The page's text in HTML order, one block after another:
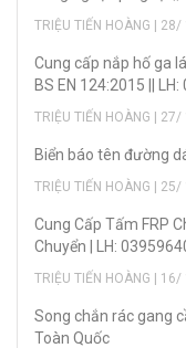
TRIỆU TIẾN HOÀNG |
Cung cấp nắp hố ga
BS EN 124:2015 ||
TRIỆU TIẾN HOÀNG |
Biển báo tên đường
TRIỆU TIẾN HOÀNG |
Cung Cấp Tấm FRP
Chuyển | LH:
TRIỆU TIẾN HOÀNG |
Song chắn rác gang
Toàn Quốc